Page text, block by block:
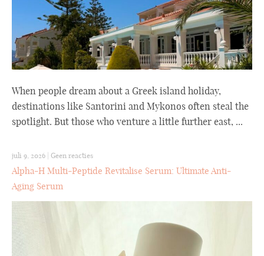
When people dream about a Greek island holiday,
destinations like Santorini and Mykonos often steal the
spotlight. But those who venture a little further east, ...
juli 9, 2026 | Geen reacties
Alpha-H Multi-Peptide Revitalise Serum: Ultimate Anti-
Aging Serum